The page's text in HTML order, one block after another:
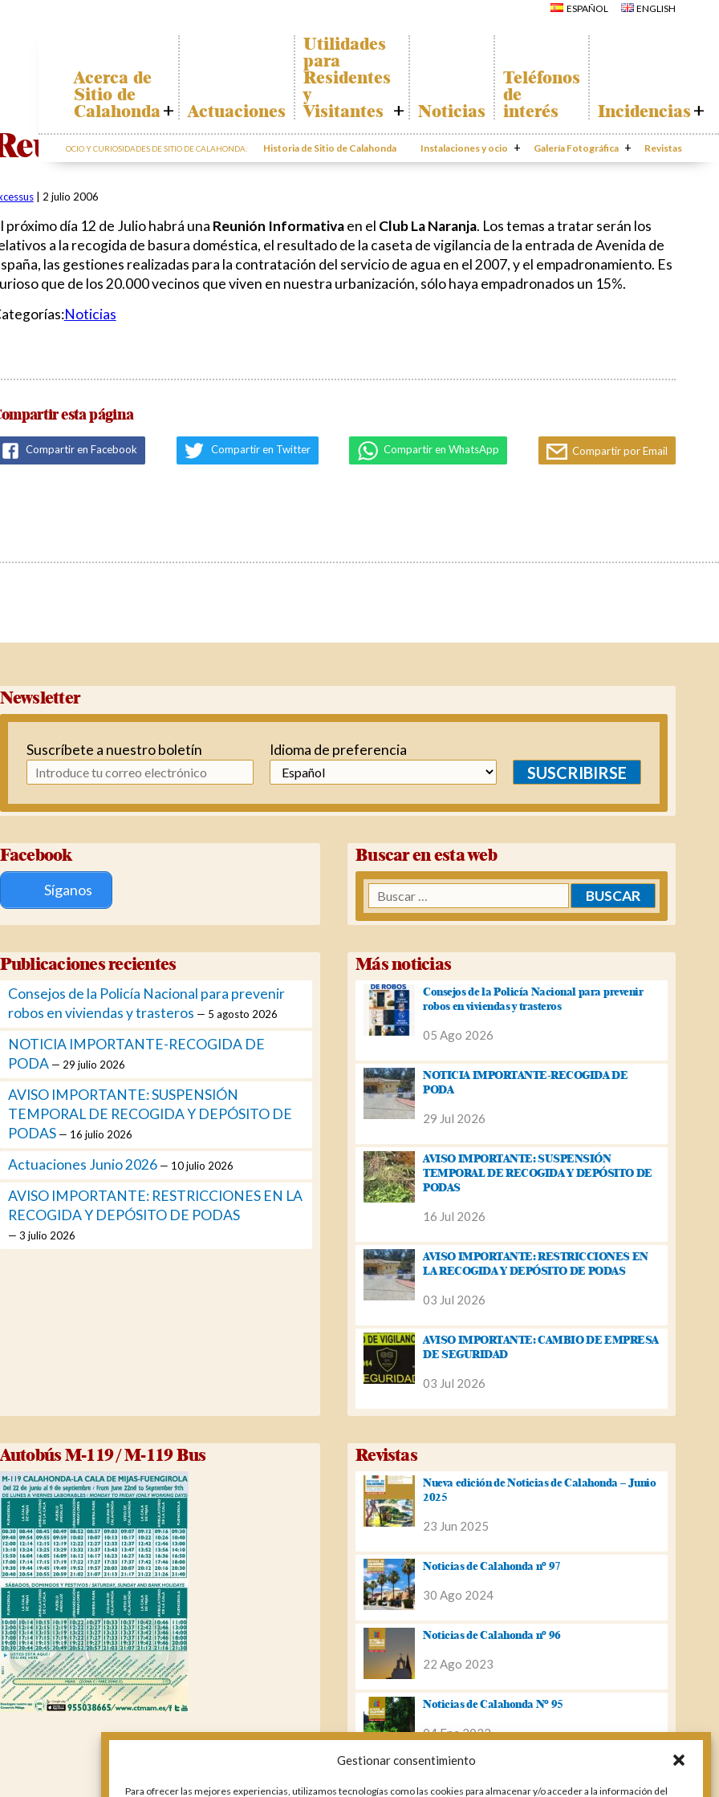
Gestionar consentimiento
Para ofrecer las mejores experiencias, utilizamos tecnologías como las cookies para almacenar y/o acceder a la información del
ESPAÑOL ENGLISH
Acerca de
Sitio de
Calahonda
Quiénes somos
Junta Directiva
Actas e
Informes
Anuales
Sitio de
Calahonda en
cifras
Actuaciones
Utilidades
para
Residentes
y
Visitantes
Plano de
Calahonda
Transporte
Información
sobre podas
Noticias
Teléfonos
de
interés Incidencias
Incidencias
App Gecor
OCIO Y CURIOSIDADES DE SITIO DE CALAHONDA: Historia de Sitio de Calahonda Instalaciones y ocio
Parque Calahonda
Senda litoral Mijas
Ruta a pie
singulares
Parque Canino
Galería Fotográfica
Iglesia de San
Miguel
Parques de Sitio de
Vivero de
Calahonda
Revistas
Informativa!
2 julio 2006
próximo día 12 de Julio habrá una Reunión Informativaen el Club La Naranja. Los temas a tratar serán los
a la recogida de basura doméstica, el resultado de la caseta de vigilancia de la entrada de Avenida de
las gestiones realizadas para la contratación del servicio de agua en el 2007, y el empadronamiento. Es
que de los 20.000 vecinos que viven en nuestra urbanización, sólo haya empadronados un 15%.
Noticias
esta página
Compartir en Facebook Compartir en Twitter Compartir en WhatsApp Compartir por Email
Newsletter
Suscríbete a nuestro boletín Idioma de preferencia
SUSCRIBIRSE
Facebook
Síganos
Buscar en esta web
Buscar:
Publicaciones recientes
Consejos de la Policía Nacional para prevenir
robos en viviendas y trasteros
5 agosto 2026
NOTICIA IMPORTANTE-RECOGIDA DE
PODA
29 julio 2026
AVISO IMPORTANTE: SUSPENSIÓN
TEMPORAL DE RECOGIDA Y DEPÓSITO DE
PODAS
16 julio 2026
Actuaciones Junio 2026 10 julio 2026
AVISO IMPORTANTE: RESTRICCIONES EN LA
RECOGIDA Y DEPÓSITO DE PODAS
3 julio 2026
Más noticias
Consejos de la Policía Nacional para prevenir
robos en viviendas y trasteros
05 Ago 2026
NOTICIA IMPORTANTE-RECOGIDA DE
PODA
29 Jul 2026
AVISO IMPORTANTE: SUSPENSIÓN
TEMPORAL DE RECOGIDA Y DEPÓSITO DE
PODAS
16 Jul 2026
AVISO IMPORTANTE: RESTRICCIONES EN
LA RECOGIDA Y DEPÓSITO DE PODAS
03 Jul 2026
AVISO IMPORTANTE: CAMBIO DE EMPRESA
DE SEGURIDAD
03 Jul 2026
Autobús M-119 / M-119 Bus Revistas
Nueva edición de Noticias de Calahonda – Junio
2025
23 Jun 2025
Noticias de Calahonda nº 97
30 Ago 2024
Noticias de Calahonda nº 96
22 Ago 2023
Noticias de Calahonda Nº 95
04 Ene 2023